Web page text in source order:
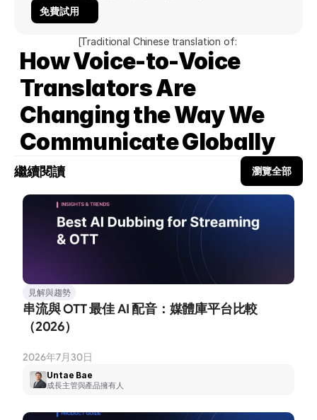
免費試用
[Traditional Chinese translation of:
How Voice-to-Voice
Translators Are
Changing the Way We
Communicate Globally
繼續閱讀 瀏覽全部
見解與趨勢
串流與 OTT 最佳 AI 配音：媒體庫平台比較
（2026）
2026年7月30日
Untae Bae
成長主管與產品擁有人